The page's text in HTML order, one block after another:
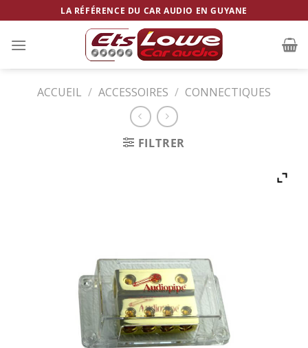
to
content
LA RÉFÉRENCE DU CAR AUDIO EN GUYANE
ACCUEIL / ACCESSOIRES / CONNECTIQUES
FILTRER